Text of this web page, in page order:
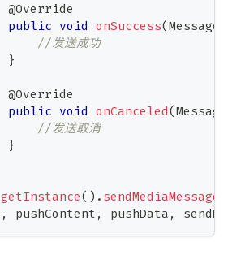
@Override
public void onSuccess(Message
//发送成功
}
@Override
public void onCanceled(Message
//发送取消
}
getInstance( ) . sendMediaMessage
, pushContent , pushData ,